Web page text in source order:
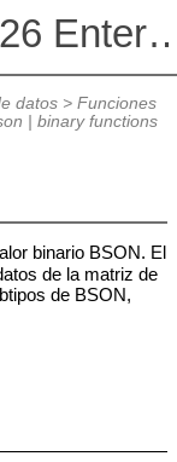
Altova MapForce 2026
datos> Funciones
| binary functions
binario BSON. El
de la matriz de
de BSON,